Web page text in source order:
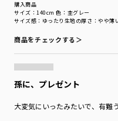
購入商品
サイズ感 ：ゆったり 生地の厚さ ：やや薄
サイズ：140cm 色：杢グレー
商品をチェックする＞
孫に、プレゼント
大変気にいったみたいで、有難